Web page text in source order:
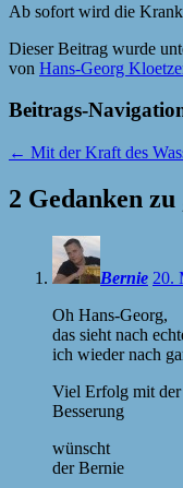
Ab sofort wird die
Dieser Beitrag wurde
von Hans-Georg
Beitrags-
← Mit der Kraft des
2 Gedanken zu
Bernie 20.
Oh Hans-Georg,
das sieht nach
ich wieder nach
Viel Erfolg mit
Besserung
wünscht
der Bernie